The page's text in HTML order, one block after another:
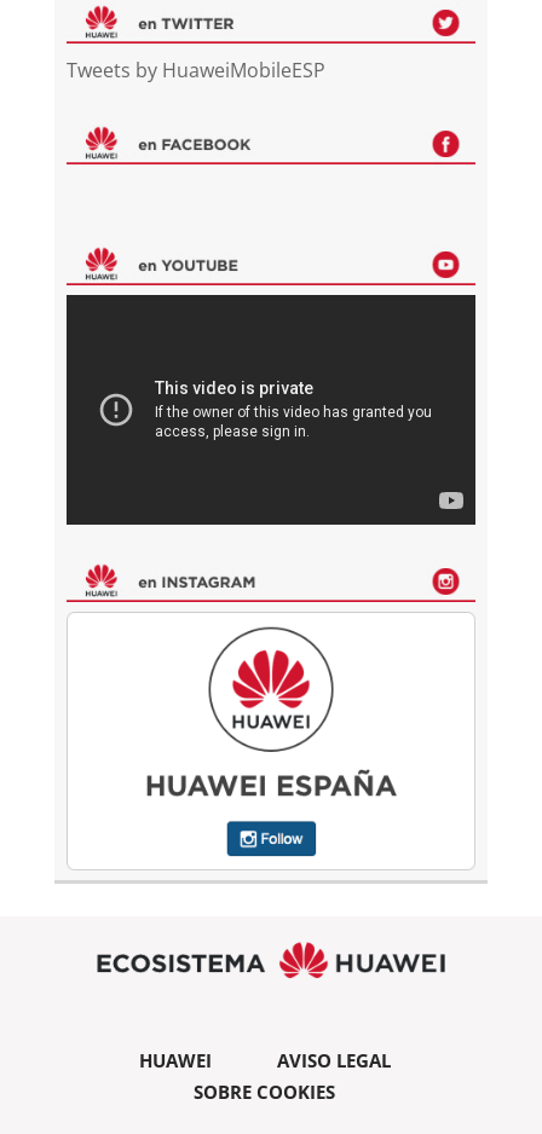
Tweets by HuaweiMobileESP
HUAWEI
AVISO LEGAL
SOBRE COOKIES